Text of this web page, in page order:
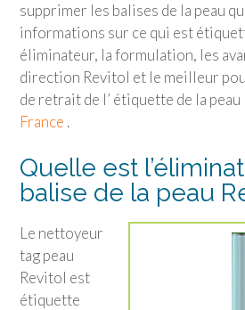
supprimer les balises de la peau
informations sur ce qui est
éliminateur, la formulation, les
direction Revitol et le meilleur
de retrait de l’ étiquette de la peau
France .
Quelle est
balise de la peau
Le nettoyeur
tag peau
Revitol est
étiquette